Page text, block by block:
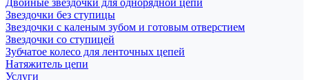
Двойные звездочки для однорядной цепи
Звездочки без ступицы
Звездочки с каленым зубом и готовым отверстием
Звездочки со ступицей
Зубчатое колесо для ленточных цепей
Натяжитель цепи
Услуги